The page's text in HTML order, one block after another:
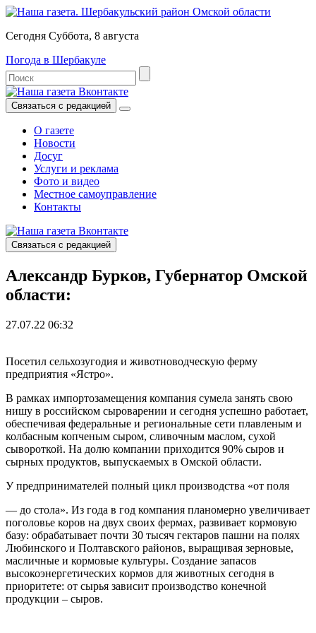
Сегодня Суббота, 8 августа
Погода в Шербакуле
Связаться с редакцией
О газете
Новости
Досуг
Услуги и реклама
Фото и видео
Местное самоуправление
Контакты
Связаться с редакцией
Александр Бурков, Губернатор Омской
области:
27.07.22 06:32
Посетил сельхозугодия и животноводческую ферму
предприятия «Ястро».
В рамках импортозамещения компания сумела занять свою
нишу в российском сыроварении и сегодня успешно работает,
обеспечивая федеральные и региональные сети плавленым и
колбасным копченым сыром, сливочным маслом, сухой
сывороткой. На долю компании приходится 90% сыров и
сырных продуктов, выпускаемых в Омской области.
У предпринимателей полный цикл производства «от поля
— до стола». Из года в год компания планомерно увеличивает
поголовье коров на двух своих фермах, развивает кормовую
базу: обрабатывает почти 30 тысяч гектаров пашни на полях
Любинского и Полтавского районов, выращивая зерновые,
масличные и кормовые культуры. Создание запасов
высокоэнергетических кормов для животных сегодня в
приоритете: от сырья зависит производство конечной
продукции – сыров.